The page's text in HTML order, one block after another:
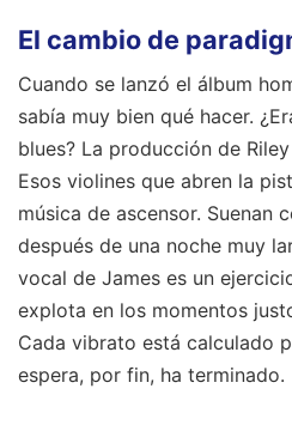
El cambio de
Cuando se lanzó el álbum
sabía muy bien qué hacer.
blues? La producción de
Esos violines que abren la
música de ascensor. Suenan
después de una noche muy
vocal de James es un
explota en los momentos
Cada vibrato está calculado
espera, por fin, ha terminado.